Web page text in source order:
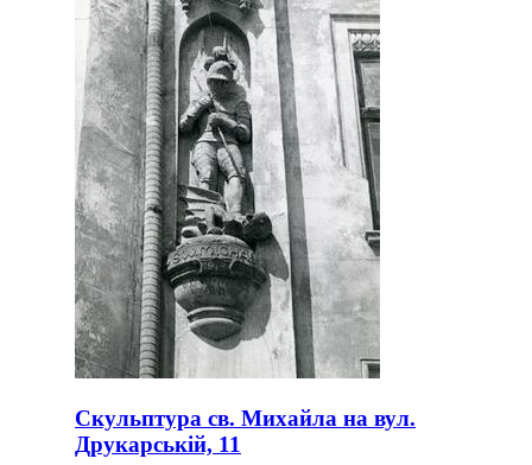
Скульптура св. Михайла на вул.
Друкарській, 11